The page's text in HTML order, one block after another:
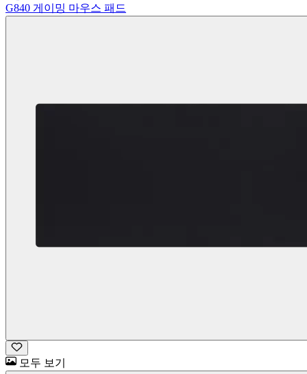
G840 게이밍 마우스 패드
모두 보기